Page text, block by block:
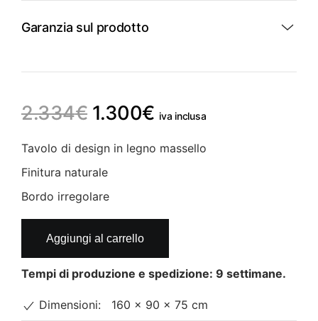
Garanzia sul prodotto
2.334€ Il
originale
era:
1.300€Iliva inclusa
Tavolo di design in legno massello
Finitura naturale
Bordo irregolare
legno
massello
gambe
Aggiungi al carrello
Tempi di produzione e spedizione: 9 settimane.
Dimensioni: 160 × 90 × 75 cm